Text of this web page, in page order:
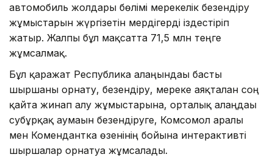
автомобиль жолдары бөлімі мерекелік безендіру
жұмыстарын жүргізетін мердігерді іздестіріп
жатыр. Жалпы бұл мақсатта 71,5 млн теңге
жұмсалмақ.
Бұл қаражат Республика алаңындағы басты
шыршаны орнату, безендіру, мереке аяқталған соң
қайта жинап алу жұмыстарына, орталық алаңдағы
субұрқақ аумағын безендіруге, Комсомол аралы
мен Комендантка өзенінің бойына интерактивті
шыршалар орнатуға жұмсалады.